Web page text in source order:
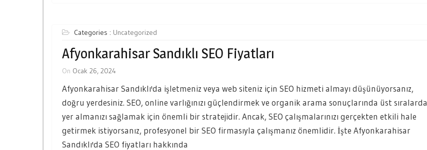
Categories : Uncategorized
Afyonkarahisar Sandıklı SEO Fiyatları
On Ocak 26, 2024
Afyonkarahisar Sandıklı'da işletmeniz veya web siteniz için SEO hizmeti almayı düşünüyorsanız,
doğru yerdesiniz. SEO, online varlığınızı güçlendirmek ve organik arama sonuçlarında üst sıralarda
yer almanızı sağlamak için önemli bir stratejidir. Ancak, SEO çalışmalarınızı gerçekten etkili hale
getirmek istiyorsanız, profesyonel bir SEO firmasıyla çalışmanız önemlidir. İşte Afyonkarahisar
Sandıklı'da SEO fiyatları hakkında